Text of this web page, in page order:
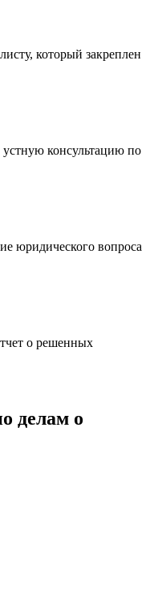
который закреплен
консультацию по
юридического вопроса
о решенных
делам о